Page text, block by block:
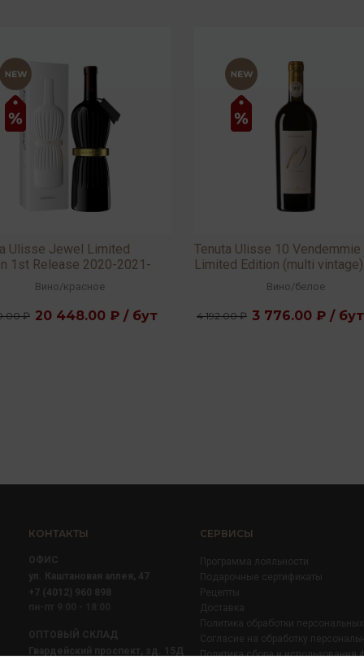
Ulisse Jewel Limited
1st Release 2020-2021-
15,5% 0,75л
Вино/красное
₽ 20 448.00 ₽ / бут
Tenuta Ulisse 10 Vendemmie
Limited Edition (multi vintage)
Вино/белое
4 192.00 ₽ 3 776.00 ₽ / бут
КОНТАКТЫ
ОФИС
ул. Каштановая аллея, 47
+7 (4012) 960 898
ОПТОВЫЙ СКЛАД
Гвардейский проспект, зд. 15Д
СЕРВИСЫ
Программа лояльности
Подарочные сертификаты
Рецепты
Доставка
Политика обработки
Согласие на обработку
Политика сбора и использования